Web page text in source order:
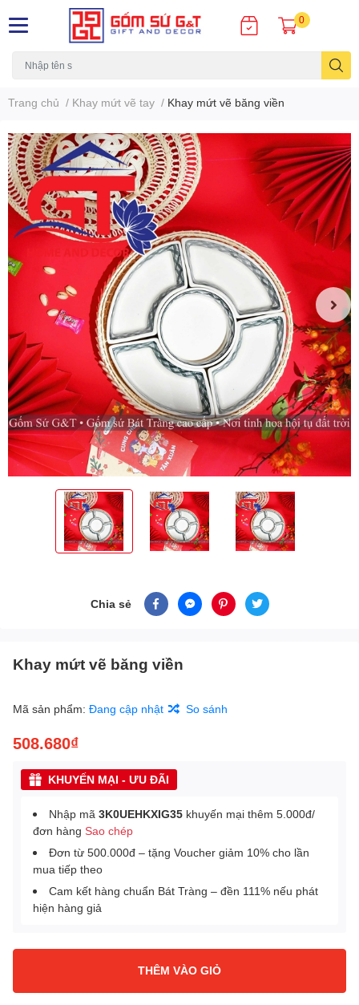
0
Trang chủ / Khay mứt vẽ tay / Khay mứt vẽ băng viền
Chia sẻ
Khay mứt vẽ băng viền
Mã sản phẩm: Đang cập nhật So sánh
508.680₫
KHUYẾN MẠI - ƯU ĐÃI
Nhập mã 3K0UEHKXIG35 khuyến mại thêm 5.000đ/
đơn hàng Sao chép
Đơn từ 500.000đ – tặng Voucher giảm 10% cho lần
mua tiếp theo
Cam kết hàng chuẩn Bát Tràng – đền 111% nếu phát
hiện hàng giả
THÊM VÀO GIỎ